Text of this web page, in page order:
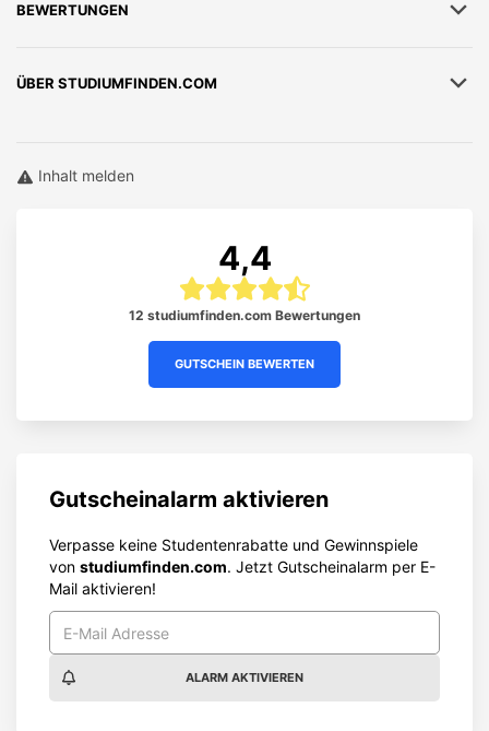
BEWERTUNGEN
ÜBER STUDIUMFINDEN.COM
Inhalt melden
4,4
12 studiumfinden.com Bewertungen
GUTSCHEIN BEWERTEN
Gutscheinalarm aktivieren
Verpasse keine Studentenrabatte und Gewinnspiele
von studiumfinden.com. Jetzt Gutscheinalarm per E-
Mail aktivieren!
ALARM AKTIVIEREN